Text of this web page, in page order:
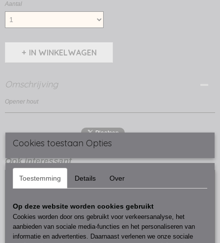
Aantal
IN WINKELWAGEN
Omschrijving
Opener hout
Ook interessant
Cookies toestaan Opties
Toestemming Details Over
Op deze website worden cookies gebruikt
Cookies worden door ons gebruikt voor verkeersanalyse, het
aanbieden van sociale media-functies en het personaliseren van
informatie en advertenties. Daarnaast verlenen we onze sociale